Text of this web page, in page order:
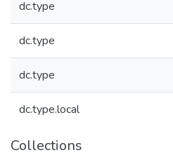
dc.type
dc.type
dc.type
dc.type.local
Collections